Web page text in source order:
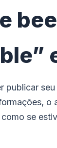
publicar
o
se